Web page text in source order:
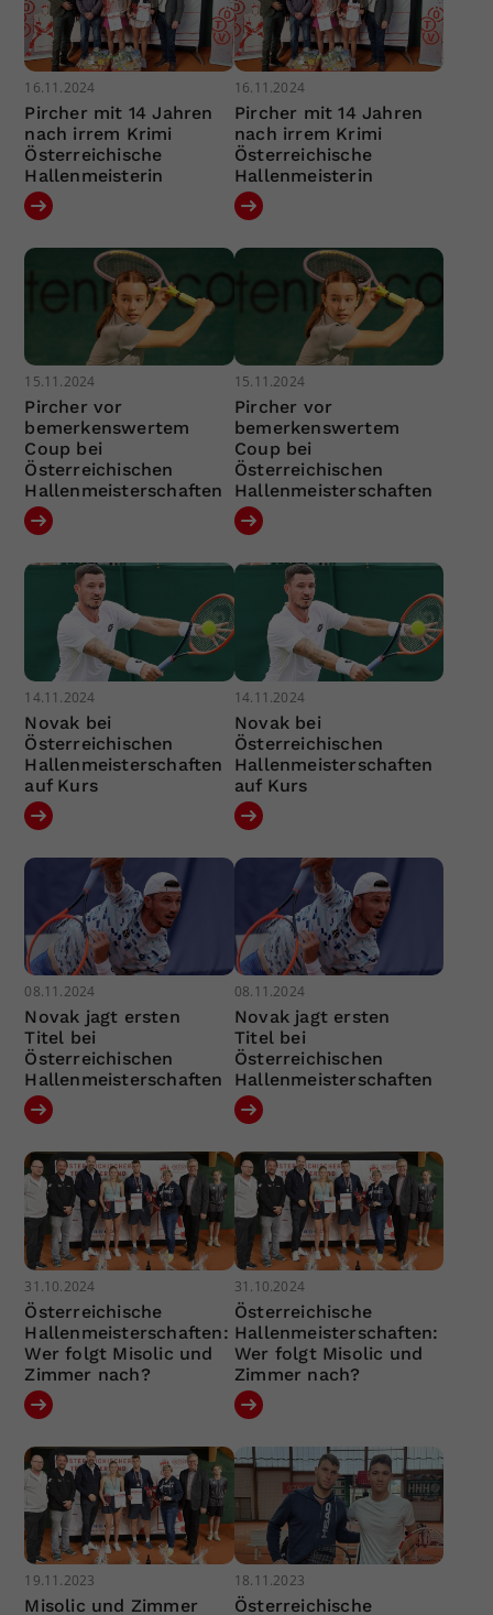
16.11.2024
Pircher mit 14 Jahren
nach irrem Krimi
Österreichische
Hallenmeisterin
16.11.2024
Pircher mit 14 Jahren
nach irrem Krimi
Österreichische
Hallenmeisterin
15.11.2024
Pircher vor
bemerkenswertem
Coup bei
Österreichischen
Hallenmeisterschaften
15.11.2024
Pircher vor
bemerkenswertem
Coup bei
Österreichischen
Hallenmeisterschaften
14.11.2024
Novak bei
Österreichischen
Hallenmeisterschaften
auf Kurs
14.11.2024
Novak bei
Österreichischen
Hallenmeisterschaften
auf Kurs
08.11.2024
Novak jagt ersten
Titel bei
Österreichischen
Hallenmeisterschaften
08.11.2024
Novak jagt ersten
Titel bei
Österreichischen
Hallenmeisterschaften
31.10.2024
Österreichische
Hallenmeisterschaften:
Wer folgt Misolic und
Zimmer nach?
31.10.2024
Österreichische
Hallenmeisterschaften:
Wer folgt Misolic und
Zimmer nach?
19.11.2023
Misolic und Zimmer
18.11.2023
Österreichische